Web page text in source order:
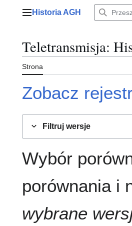
Menu główne
Historia AGH
Teletransmisja:
Strona
Zobacz
Filtruj wersje
Wybór
porównania i
wybrane